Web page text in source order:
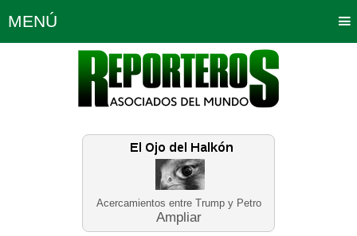
Acercamientos entre Trump y Petro
Ampliar
MENÚ
Política Opinión Bogotá
Planeta Tierra Deportes
Educación Neira